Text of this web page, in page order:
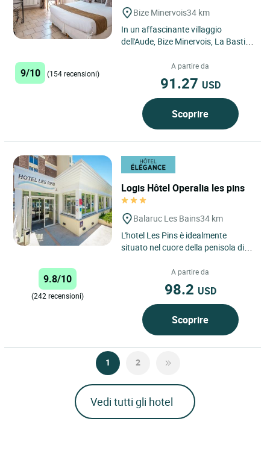
Bize Minervois34 km
In un affascinante villaggio
dell'Aude, Bize Minervois, La Bastide
disegnata contro il cielo blu,...
9/10 (154 recensioni)
A partire da
91.27 USD
Scoprire
Logis Hôtel Operalia les pins
Balaruc Les Bains34 km
L'hotel Les Pins è idealmente
situato nel cuore della penisola di
termale francese, a...
9.8/10
(242 recensioni)
A partire da
98.2 USD
Scoprire
1 2
Vedi tutti gli hotel